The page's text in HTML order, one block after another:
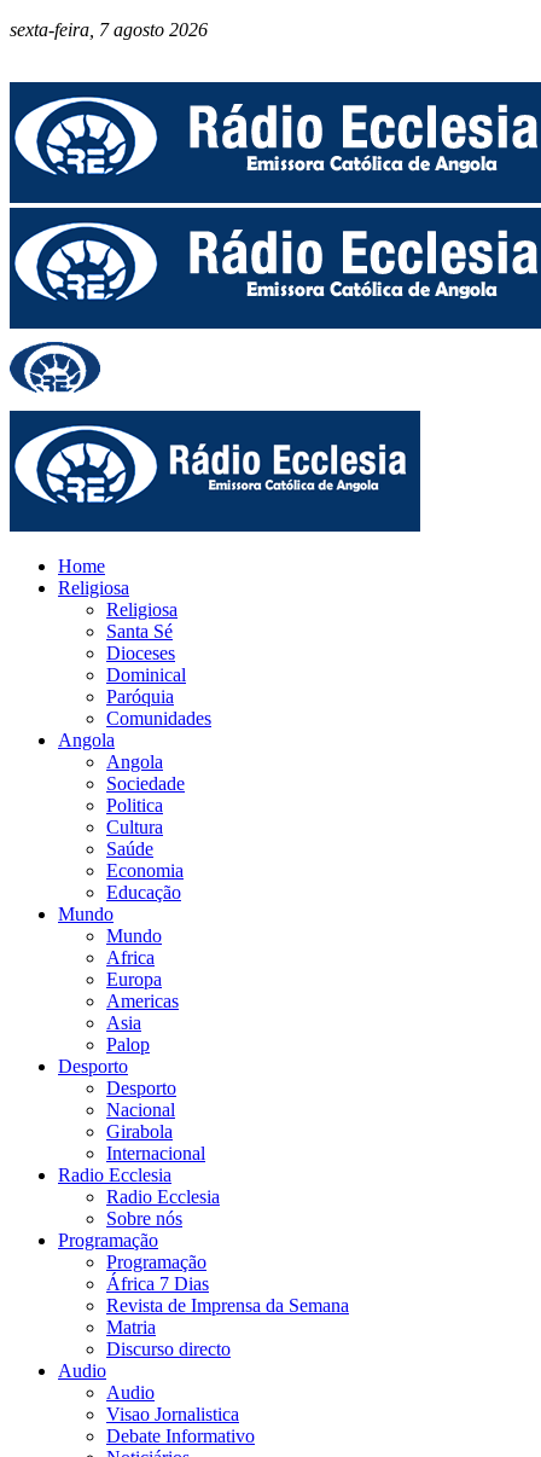
sexta-feira, 7 agosto 2026
Home
Religiosa
Religiosa
Santa Sé
Dioceses
Dominical
Paróquia
Comunidades
Angola
Angola
Sociedade
Politica
Cultura
Saúde
Economia
Educação
Mundo
Mundo
Africa
Europa
Americas
Asia
Palop
Desporto
Desporto
Nacional
Girabola
Internacional
Radio Ecclesia
Radio Ecclesia
Sobre nós
Programação
Programação
África 7 Dias
Revista de Imprensa da Semana
Matria
Discurso directo
Audio
Audio
Visao Jornalistica
Debate Informativo